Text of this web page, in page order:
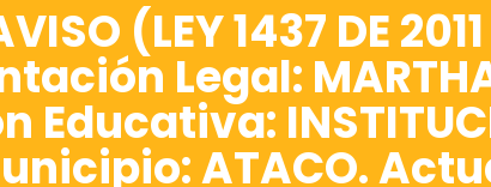
(LEY 1437 DE
Legal: MARTHA
Educativa:
ATACO.